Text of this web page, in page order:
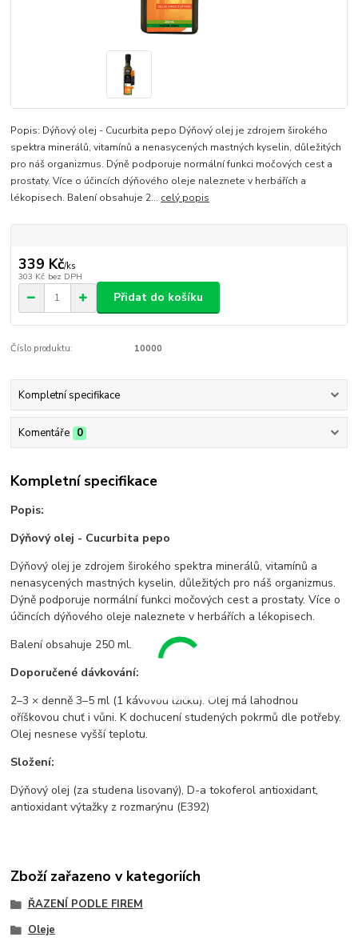
Popis: Dýňový olej - Cucurbita pepo Dýňový olej je zdrojem širokého
spektra minerálů, vitamínů a nenasycených mastných kyselin, důležitých
pro náš organizmus. Dýně podporuje normální funkci močových cest a
prostaty. Více o účincích dýňového oleje naleznete v herbářích a
lékopisech. Balení obsahuje 2... celý popis
339 Kč/ks
303 Kč bez DPH
Přidat do košíku
Číslo produktu: 10000
Kompletní specifikace
Komentáře 0
Kompletní specifikace
Popis:
Dýňový olej - Cucurbita pepo
Dýňový olej je zdrojem širokého spektra minerálů, vitamínů a
nenasycených mastných kyselin, důležitých pro náš organizmus.
Dýně podporuje normální funkci močových cest a prostaty. Více o
účincích dýňového oleje naleznete v herbářích a lékopisech.
Balení obsahuje 250 ml.
Doporučené dávkování:
2–3 × denně 3–5 ml (1 kávovou lžičku). Olej má lahodnou
oříškovou chuť i vůni. K dochucení studených pokrmů dle potřeby.
Olej nesnese vyšší teplotu.
Složení:
Dýňový olej (za studena lisovaný), D-a tokoferol antioxidant,
antioxidant výtažky z rozmarýnu (E392)
Zboží zařazeno v kategoriích
ŘAZENÍ PODLE FIREM
Oleje